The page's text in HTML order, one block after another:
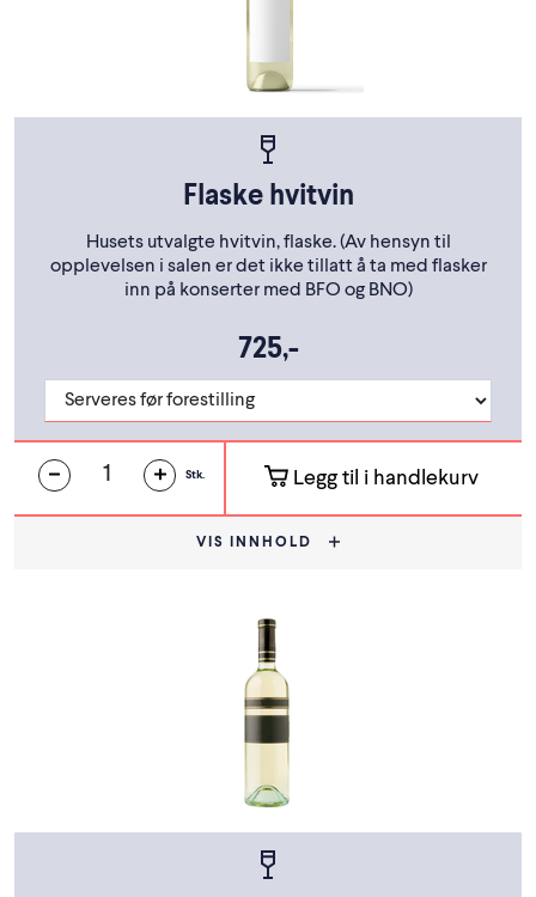
Flaske hvitvin
Husets utvalgte hvitvin, flaske. (Av hensyn til
opplevelsen i salen er det ikke tillatt å ta med flasker
inn på konserter med BFO og BNO)
725,-
Stk. Legg til i handlekurv
VIS INNHOLD